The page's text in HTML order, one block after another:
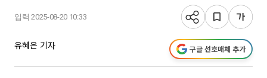
입력 2025-08-20 10:33
유혜은 기자 구글 선호매체 추가